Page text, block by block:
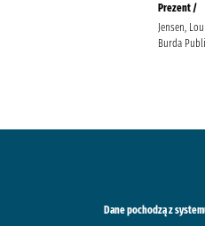
Prezent /
Jensen,
Burda
Dane pochodzą z